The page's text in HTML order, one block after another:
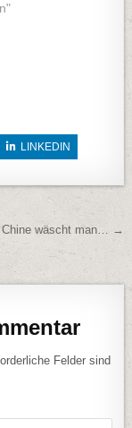
LINKEDIN
Chine wäscht man… →
Felder sind